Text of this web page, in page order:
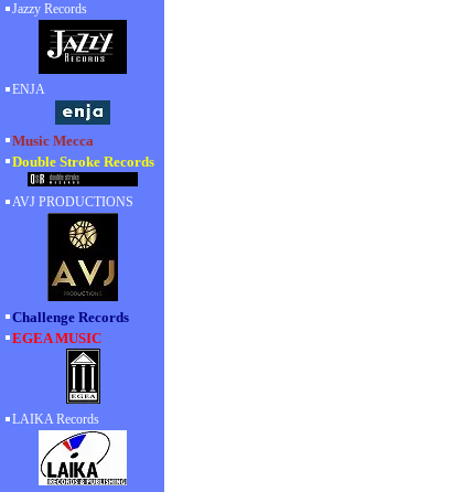
Jazzy Records
ENJA
Music Mecca
Double Stroke Records
AVJ PRODUCTIONS
Challenge Records
EGEA MUSIC
LAIKA Records